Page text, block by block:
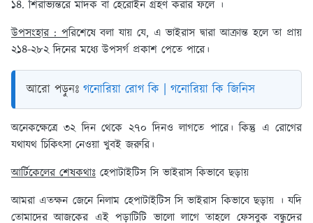
১৪. শিরাভ্যন্তরে মাদক বা হেরোইন গ্রহণ করার ফলে ।
উপসংহার : পরিশেষে বলা যায় যে, এ ভাইরাস দ্বারা আক্রান্ত হলে তা প্রায়
২১৪-২৮২ দিনের মধ্যে উপসর্গ প্রকাশ পেতে পারে।
আরো পড়ুনঃ গনোরিয়া রোগ কি | গনোরিয়া কি জিনিস
অনেকক্ষেত্রে ৩২ দিন থেকে ২৭০ দিনও লাগতে পারে। কিন্তু এ রোগের
যথাযথ চিকিৎসা নেওয়া খুবই জরুরি।
আর্টিকেলের শেষকথাঃ হেপাটাইটিস সি ভাইরাস কিভাবে ছড়ায়
আমরা এতক্ষন জেনে নিলাম হেপাটাইটিস সি ভাইরাস কিভাবে ছড়ায় । যদি
তোমাদের আজকের এই পড়াটিটি ভালো লাগে তাহলে ফেসবুক বন্ধুদের